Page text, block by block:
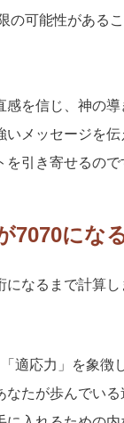
の可能性がある
を信じ、神の
メッセージを
引き寄せるので
7070になる
なるまで計算
適応力」を象徴
たが歩んでい